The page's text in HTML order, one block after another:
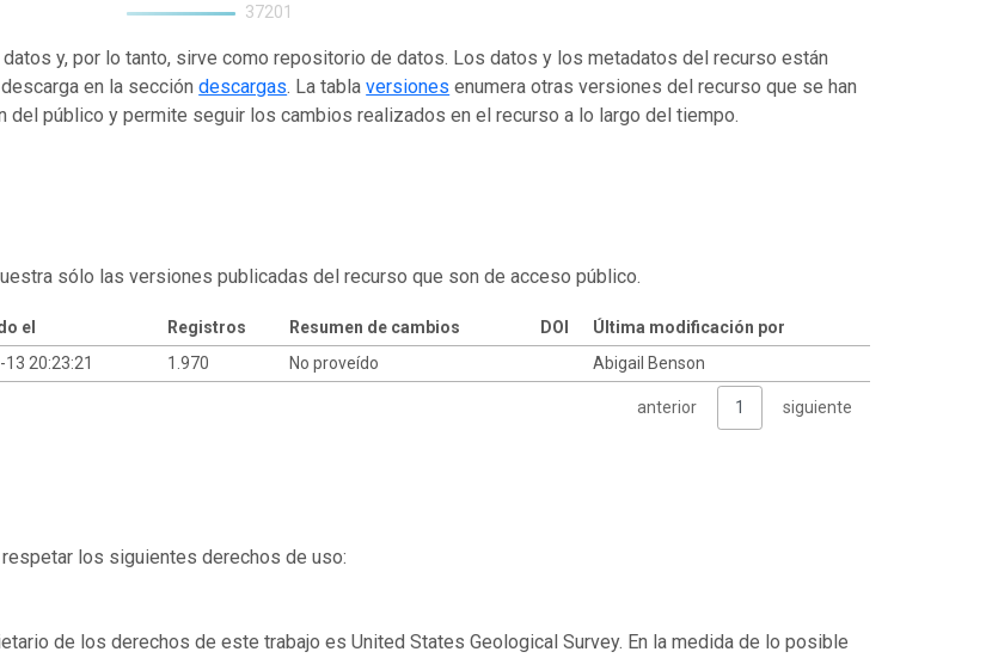
37201
y, por lo tanto, sirve como repositorio de datos. Los datos y los metadatos del recurso están
en la seccióndescargas. La tablaversiones enumera otras versiones del recurso que se han
del público y permite seguir los cambios realizados en el recurso a lo largo del tiempo.
sólo las versiones publicadas del recurso que son de acceso público.
el Registros Resumen de cambios DOI
Última modificación por
20:23:21 1.970 No proveído Abigail Benson
anterior 1 siguiente
los siguientes derechos de uso:
de los derechos de este trabajo es United States Geological Survey. En la medida de lo posible